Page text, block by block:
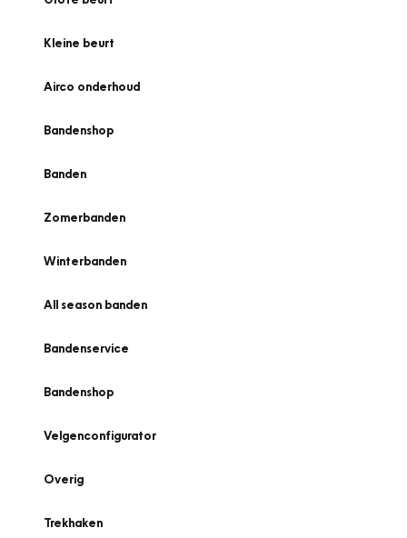
Kleine beurt
Airco onderhoud
Bandenshop
Banden
Zomerbanden
Winterbanden
All season banden
Bandenservice
Bandenshop
Velgenconfigurator
Overig
Trekhaken